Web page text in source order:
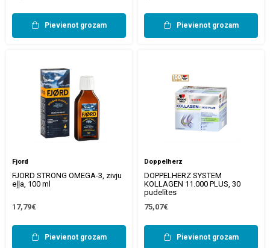
Pievienot grozam Pievienot grozam
Fjord
FJORD STRONG OMEGA-3, zivju
eļļa, 100 ml
17,79€
Pievienot grozam
Doppelherz
DOPPELHERZ SYSTEM
KOLLAGEN 11.000 PLUS, 30
pudelītes
75,07€
Pievienot grozam